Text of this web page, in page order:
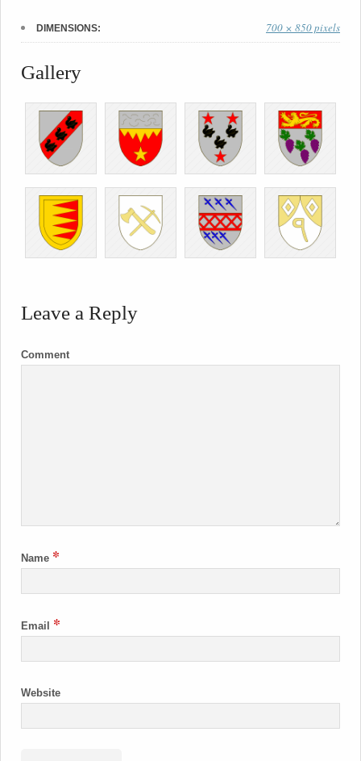
DIMENSIONS: 700 × 850 pixels
Gallery
Leave a Reply
Comment
Name *
Email *
Website